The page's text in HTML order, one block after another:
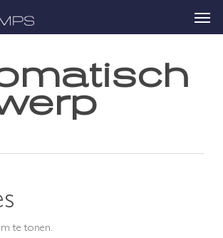
Menu
te tonen.